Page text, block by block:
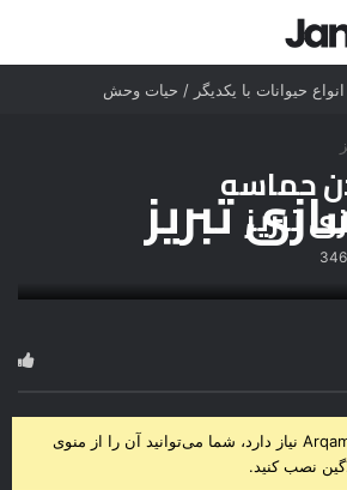
حیوانات با یکدیگر / حیات وحش
تبریزحماسه
تبریز
346
این ویجت به پلاگین Arqam Lite نیاز دارد، شما می‌توانید آن را از منوی
نصب کنید.